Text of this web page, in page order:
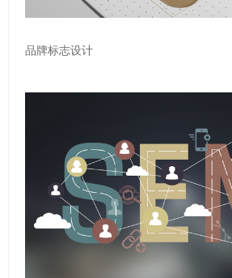
品牌标志设计